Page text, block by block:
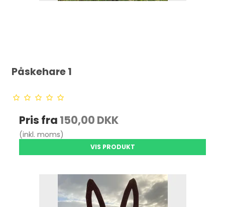
Påskehare 1
Pris fra 150,00 DKK
(inkl. moms)
VIS PRODUKT